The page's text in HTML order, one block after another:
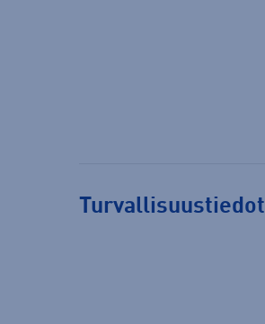
Turvallisuustiedot